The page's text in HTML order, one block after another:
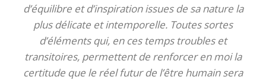
d’équilibre et d’inspiration issues de sa nature la
plus délicate et intemporelle. Toutes sortes
d’éléments qui, en ces temps troubles et
transitoires, permettent de renforcer en moi la
certitude que le réel futur de l’être humain sera